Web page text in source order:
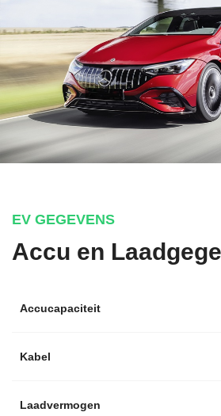
EV GEGEVENS
Accu en
Accucapaciteit
Kabel
Laadvermogen